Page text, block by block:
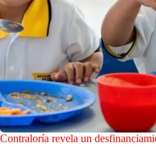
Contraloría revela un